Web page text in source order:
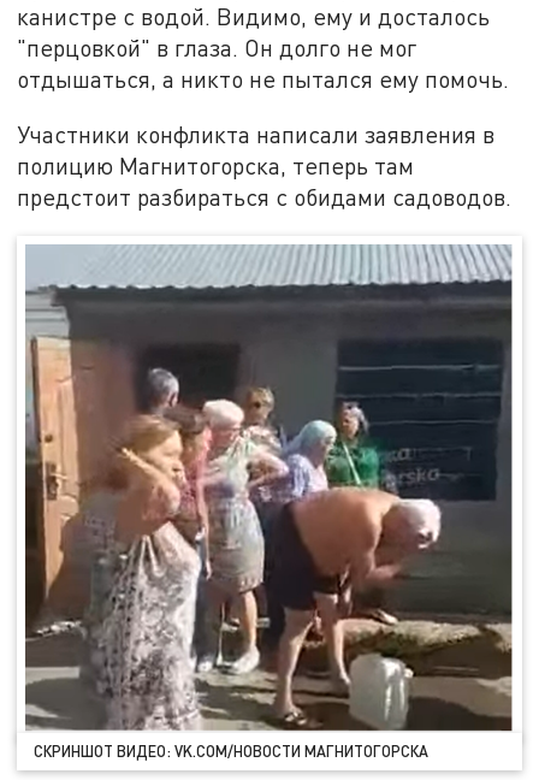
канистре с водой. Видимо, ему и досталось
"перцовкой" в глаза. Он долго не мог
отдышаться, а никто не пытался ему помочь.
Участники конфликта написали заявления в
полицию Магнитогорска, теперь там
предстоит разбираться с обидами садоводов.
СКРИНШОТ ВИДЕО: VK.COM/НОВОСТИ МАГНИТОГОРСКА